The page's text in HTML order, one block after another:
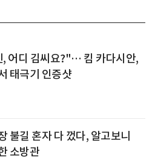
, 어디 김씨요?"… 킴 카다시안,
태극기 인증샷
불길 혼자 다 껐다, 알고보니
소방관